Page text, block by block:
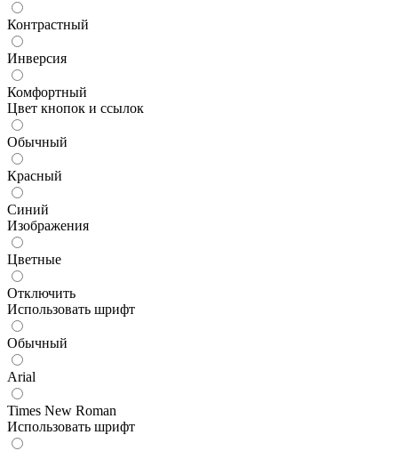
Контрастный
Инверсия
Комфортный
Цвет кнопок и ссылок
Обычный
Красный
Синий
Изображения
Цветные
Отключить
Использовать шрифт
Обычный
Arial
Times New Roman
Использовать шрифт